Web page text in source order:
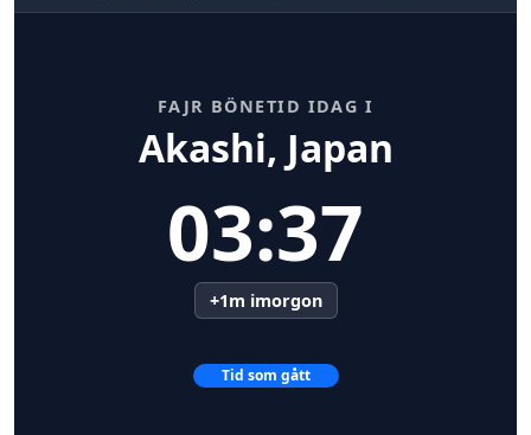
FAJR BÖNETID IDAG I
Akashi, Japan
03:37
+1m imorgon
Tid som gått